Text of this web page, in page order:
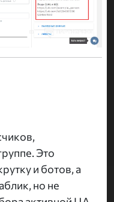
Это
и ботов, а
но не